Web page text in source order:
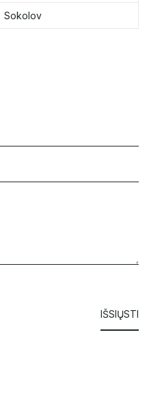
Sokolov